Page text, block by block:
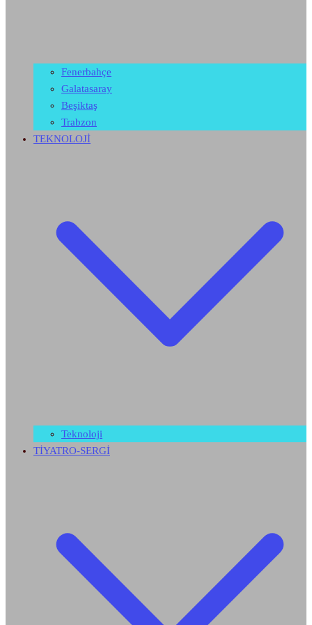
Fenerbahçe
Galatasaray
Beşiktaş
Trabzon
TEKNOLOJİ
Teknoloji
TİYATRO-SERGİ